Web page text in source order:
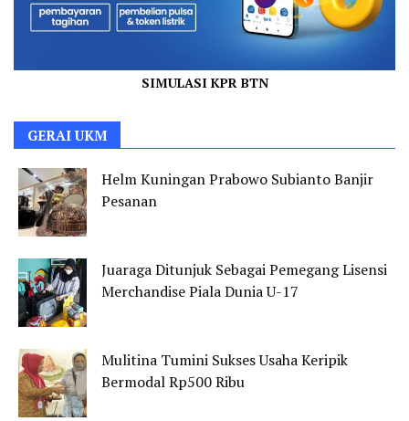
SIMULASI KPR BTN
GERAI UKM
Helm Kuningan Prabowo Subianto Banjir
Pesanan
Juaraga Ditunjuk Sebagai Pemegang Lisensi
Merchandise Piala Dunia U-17
Mulitina Tumini Sukses Usaha Keripik
Bermodal Rp500 Ribu